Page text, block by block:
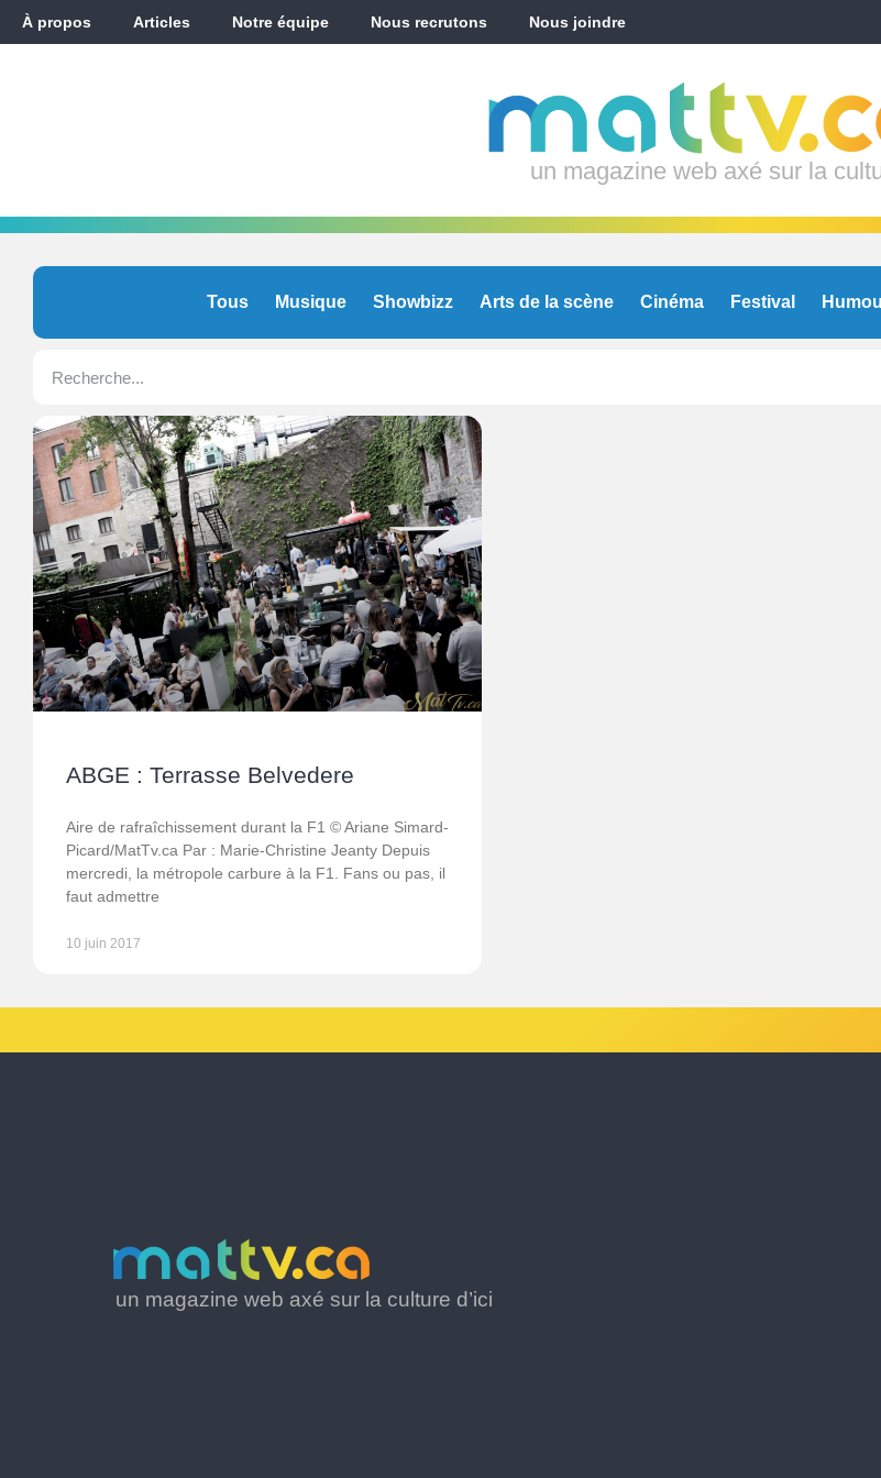
À propos Articles Notre équipe Nous recrutons Nous joindre
un magazine web axé sur la
Tous Musique Showbizz Arts de la scène Cinéma Festival
ABGE : Terrasse Belvedere
Aire de rafraîchissement durant la F1 © Ariane Simard-
Picard/MatTv.ca Par : Marie-Christine Jeanty Depuis
mercredi, la métropole carbure à la F1. Fans ou pas, il
faut admettre
10 juin 2017
un magazine web axé sur la culture d’ici